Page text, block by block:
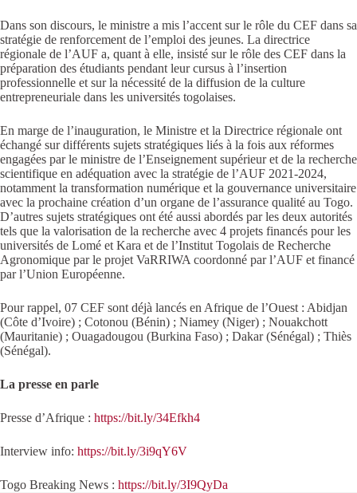
Dans son discours, le ministre a mis l’accent sur le rôle du CEF dans sa
stratégie de renforcement de l’emploi des jeunes. La directrice
régionale de l’AUF a, quant à elle, insisté sur le rôle des CEF dans la
préparation des étudiants pendant leur cursus à l’insertion
professionnelle et sur la nécessité de la diffusion de la culture
entrepreneuriale dans les universités togolaises.
En marge de l’inauguration, le Ministre et la Directrice régionale ont
échangé sur différents sujets stratégiques liés à la fois aux réformes
engagées par le ministre de l’Enseignement supérieur et de la recherche
scientifique en adéquation avec la stratégie de l’AUF 2021-2024,
notamment la transformation numérique et la gouvernance universitaire
avec la prochaine création d’un organe de l’assurance qualité au Togo.
D’autres sujets stratégiques ont été aussi abordés par les deux autorités
tels que la valorisation de la recherche avec 4 projets financés pour les
universités de Lomé et Kara et de l’Institut Togolais de Recherche
Agronomique par le projet VaRRIWA coordonné par l’AUF et financé
par l’Union Européenne.
Pour rappel, 07 CEF sont déjà lancés en Afrique de l’Ouest : Abidjan
(Côte d’Ivoire) ; Cotonou (Bénin) ; Niamey (Niger) ; Nouakchott
(Mauritanie) ; Ouagadougou (Burkina Faso) ; Dakar (Sénégal) ; Thiès
(Sénégal).
La presse en parle
Presse d’Afrique : https://bit.ly/34Efkh4
Interview info: https://bit.ly/3i9qY6V
Togo Breaking News : https://bit.ly/3I9QyDa